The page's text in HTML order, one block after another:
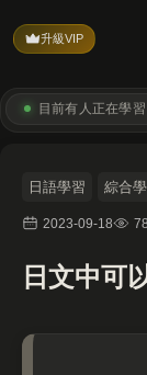
升級VIP
目前有 人正在學習
日語學習 綜合
2023-09-18
日文中可